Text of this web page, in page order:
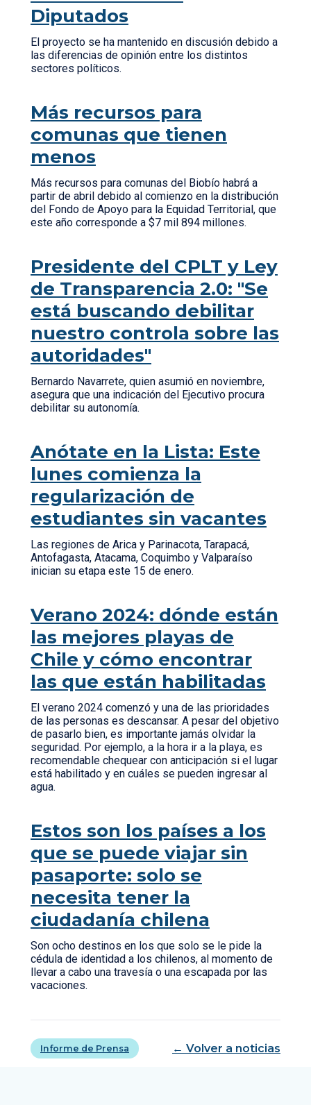
Diputados
El proyecto se ha mantenido en discusión debido a
las diferencias de opinión entre los distintos
sectores políticos.
Más recursos para
comunas que tienen
menos
Más recursos para comunas del Biobío habrá a
partir de abril debido al comienzo en la distribución
del Fondo de Apoyo para la Equidad Territorial, que
este año corresponde a $7 mil 894 millones.
Presidente del CPLT y Ley
de Transparencia 2.0: "Se
está buscando debilitar
nuestro controla sobre las
autoridades"
Bernardo Navarrete, quien asumió en noviembre,
asegura que una indicación del Ejecutivo procura
debilitar su autonomía.
Anótate en la Lista: Este
lunes comienza la
regularización de
estudiantes sin vacantes
Las regiones de Arica y Parinacota, Tarapacá,
Antofagasta, Atacama, Coquimbo y Valparaíso
inician su etapa este 15 de enero.
Verano 2024: dónde están
las mejores playas de
Chile y cómo encontrar
las que están habilitadas
El verano 2024 comenzó y una de las prioridades
de las personas es descansar. A pesar del objetivo
de pasarlo bien, es importante jamás olvidar la
seguridad. Por ejemplo, a la hora ir a la playa, es
recomendable chequear con anticipación si el lugar
está habilitado y en cuáles se pueden ingresar al
agua.
Estos son los países a los
que se puede viajar sin
pasaporte: solo se
necesita tener la
ciudadanía chilena
Son ocho destinos en los que solo se le pide la
cédula de identidad a los chilenos, al momento de
llevar a cabo una travesía o una escapada por las
vacaciones.
Informe de Prensa ← Volver a noticias